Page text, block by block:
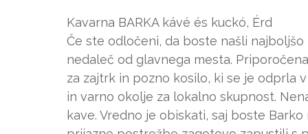
Kavarna BARKA kávé és kuckó, Érd
Če ste odločeni, da boste našli
nedaleč od glavnega mesta.
za zajtrk in pozno kosilo, ki se je odprla
in varno okolje za lokalno skupnost.
kave. Vredno je obiskati, saj boste